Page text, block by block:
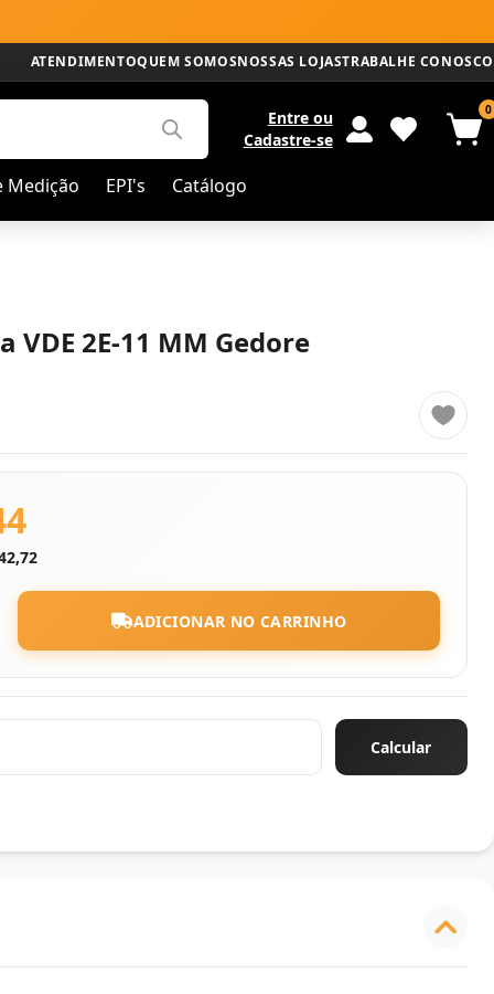
ATENDIMENTOQUEM SOMOSNOSSAS LOJASTRABALHE CONOSCO
Medição EPI's Catálogo
Entre ou
Cadastre-se
0
VDE 2E-11 MM Gedore
ADICIONAR NO CARRINHO